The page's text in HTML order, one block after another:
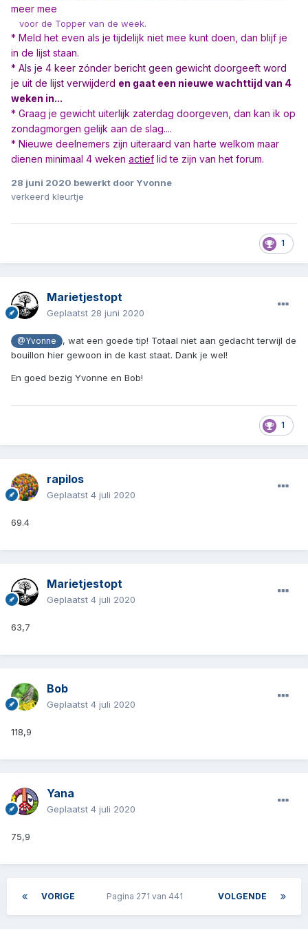
meer mee
voor de Topper van de week.
* Meld het even als je tijdelijk niet mee kunt doen, dan blijf je
in de lijst staan.
* Als je 4 keer zónder bericht geen gewicht doorgeeft word
je uit de lijst verwijderd en gaat een nieuwe wachttijd van 4
weken in...
* Graag je gewicht uiterlijk zaterdag doorgeven, dan kan ik op
zondagmorgen gelijk aan de slag....
* Nieuwe deelnemers zijn uiteraard van harte welkom maar
dienen minimaal 4 weken actief lid te zijn van het forum.
28 juni 2020 bewerkt door Yvonne
verkeerd kleurtje
1
Marietjestopt
Geplaatst 28 juni 2020
@Yvonne
, wat een goede tip! Totaal niet aan gedacht terwijl de
bouillon hier gewoon in de kast staat. Dank je wel!
En goed bezig Yvonne en Bob!
1
rapilos
Geplaatst 4 juli 2020
69.4
Marietjestopt
Geplaatst 4 juli 2020
63,7
Bob
Geplaatst 4 juli 2020
118,9
Yana
Geplaatst 4 juli 2020
75,9
VORIGE VOLGENDE
Pagina 271 van 441